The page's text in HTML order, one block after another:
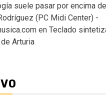
suele pasar por encima
(PC Midi Center) -
en Teclado
Arturia